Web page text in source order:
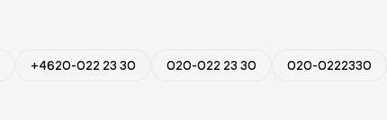
+4620-022 23 30 020-022 23 30 020-0222330